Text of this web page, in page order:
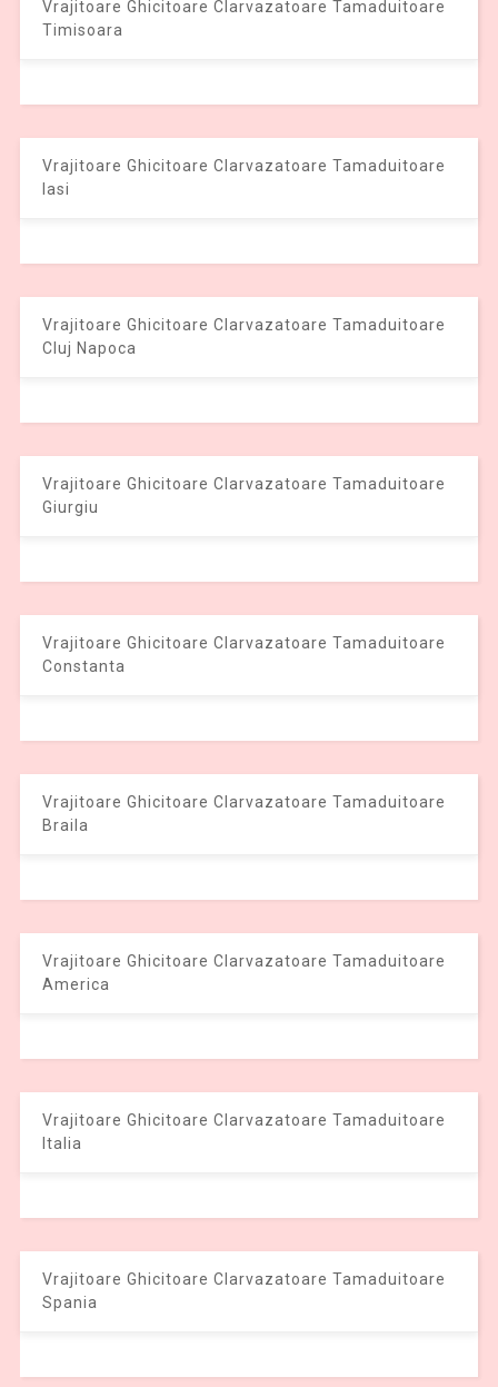
Vrajitoare Ghicitoare Clarvazatoare Tamaduitoare
Timisoara
Vrajitoare Ghicitoare Clarvazatoare Tamaduitoare
Iasi
Vrajitoare Ghicitoare Clarvazatoare Tamaduitoare
Cluj Napoca
Vrajitoare Ghicitoare Clarvazatoare Tamaduitoare
Giurgiu
Vrajitoare Ghicitoare Clarvazatoare Tamaduitoare
Constanta
Vrajitoare Ghicitoare Clarvazatoare Tamaduitoare
Braila
Vrajitoare Ghicitoare Clarvazatoare Tamaduitoare
America
Vrajitoare Ghicitoare Clarvazatoare Tamaduitoare
Italia
Vrajitoare Ghicitoare Clarvazatoare Tamaduitoare
Spania